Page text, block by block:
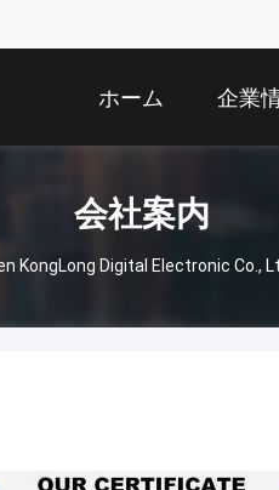
ホーム 企業
会社案内
KongLong Digital Electronic Co.,